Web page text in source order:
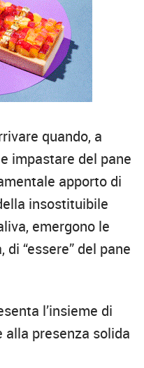
quando, a
impastare del pane
apporto di
insostituibile
emergono le
“essere” del pane
l’insieme di
presenza solida